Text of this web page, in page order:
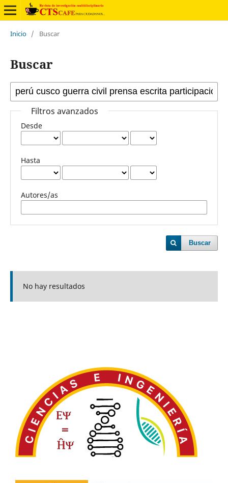
Inicio / Buscar
Buscar
Filtros avanzados
Desde
Hasta
Autores/as
Buscar
No hay resultados